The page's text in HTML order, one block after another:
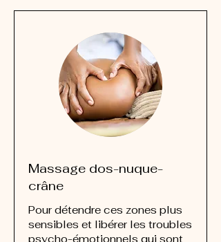
Massage dos-nuque-
crâne
Pour détendre ces zones plus
sensibles et libérer les troubles
psycho-émotionnels qui sont